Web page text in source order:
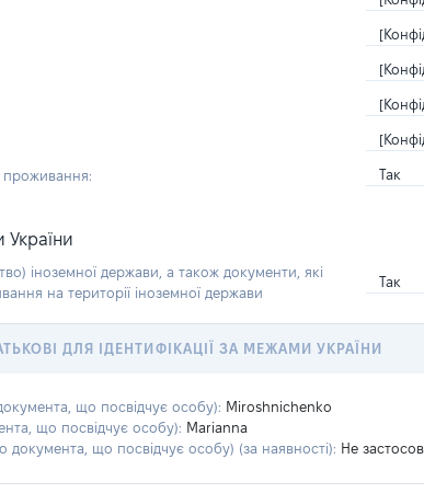
проживання: Так
України
іноземної держави, а також документи, які
на території іноземної держави
Так
ДЛЯ ІДЕНТИФІКАЦІЇ ЗА МЕЖАМИ УКРАЇНИ
що посвідчує особу): Miroshnichenko
що посвідчує особу): Marianna
документа, що посвідчує особу) (за наявності): Не